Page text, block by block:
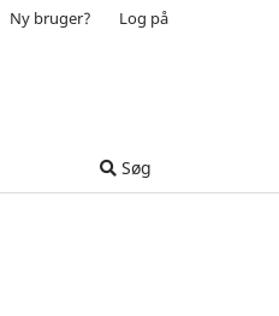
Søg
Ny bruger? Log på